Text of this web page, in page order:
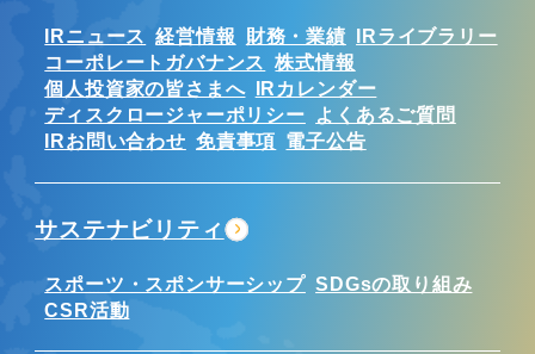
IRニュース 経営情報 財務・業績
IRライブラリー
コーポレートガバナンス 株式情報
個人投資家の皆さまへ
IRカレンダー
ディスクロージャーポリシー
よくあるご質問
IRお問い合わせ 免責事項 電子公告
サステナビリティ
スポーツ・スポンサーシップ SDGsの取り組み
CSR活動